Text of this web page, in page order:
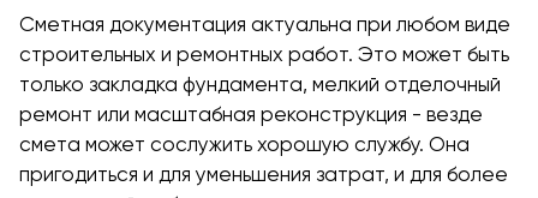
Сметная документация актуальна при любом виде
строительных и ремонтных работ. Это может быть
только закладка фундамента, мелкий отделочный
ремонт или масштабная реконструкция - везде
смета может сослужить хорошую службу. Она
пригодиться и для уменьшения затрат, и для более